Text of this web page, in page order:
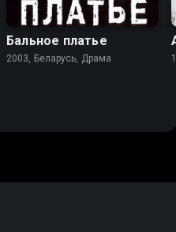
Бальное платье
2003, Беларусь, Драма